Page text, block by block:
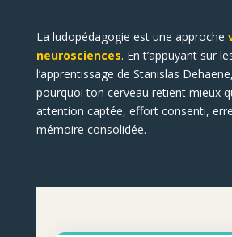
La ludopédagogie est une approche
neurosciences. En t’appuyant sur
l’apprentissage de Stanislas
pourquoi ton cerveau retient mieux
attention captée, effort consenti,
mémoire consolidée.